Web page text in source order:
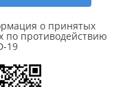
о принятых
по противодействию
19